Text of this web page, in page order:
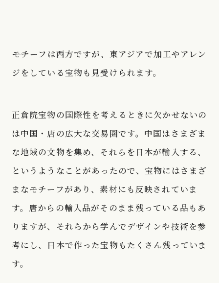
――モチーフは西方ですが、東アジアで加工やアレン
ジをしている宝物も見受けられます。
正倉院宝物の国際性を考えるときに欠かせないの
は中国・唐の広大な交易圏です。中国はさまざま
な地域の文物を集め、それらを日本が輸入する、
というようなことがあったので、宝物にはさまざ
まなモチーフがあり、素材にも反映されていま
す。唐からの輸入品がそのまま残っている品もあ
りますが、それらから学んでデザインや技術を参
考にし、日本で作った宝物もたくさん残っていま
す。